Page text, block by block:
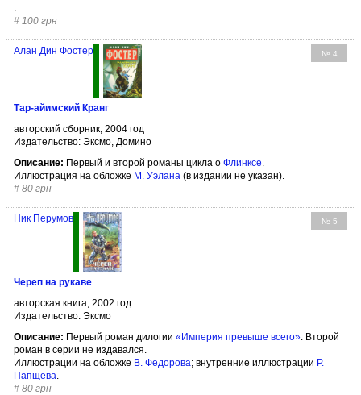
.
# 100 грн
№ 4
Алан Дин Фостер
Тар-айимский Кранг
авторский сборник, 2004 год
Издательство: Эксмо, Домино
Описание: Первый и второй романы цикла о Флинксе.
Иллюстрация на обложке М. Уэлана (в издании не указан).
# 80 грн
№ 5
Ник Перумов
Череп на рукаве
авторская книга, 2002 год
Издательство: Эксмо
Описание: Первый роман дилогии «Империя превыше всего» . Второй
роман в серии не издавался.
Иллюстрации на обложке В. Федорова; внутренние иллюстрации Р.
Папщева
# 80 грн